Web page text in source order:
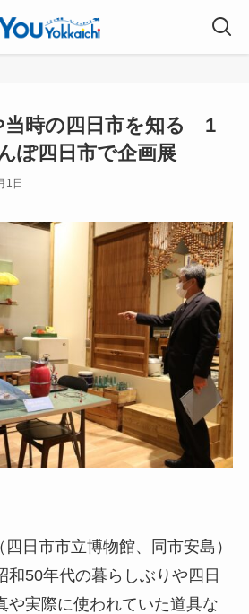
当時の四日市を知る 1
ぽ四日市で企画展
1日
日市市立博物館、同市安島）
和50年代の暮らしぶりや四日
や実際に使われていた道具な